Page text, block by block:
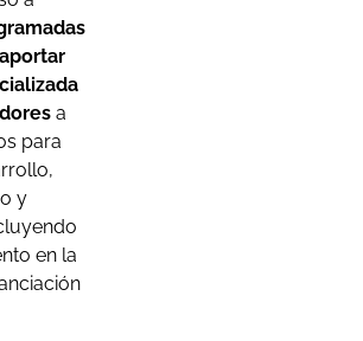
a
para
y
en la